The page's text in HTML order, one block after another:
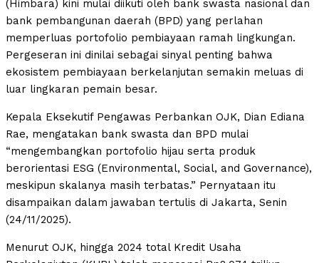
(Himbara) kini mulai diikuti oleh bank swasta nasional dan
bank pembangunan daerah (BPD) yang perlahan
memperluas portofolio pembiayaan ramah lingkungan.
Pergeseran ini dinilai sebagai sinyal penting bahwa
ekosistem pembiayaan berkelanjutan semakin meluas di
luar lingkaran pemain besar.
Kepala Eksekutif Pengawas Perbankan OJK, Dian Ediana
Rae, mengatakan bank swasta dan BPD mulai
“mengembangkan portofolio hijau serta produk
berorientasi ESG (Environmental, Social, and Governance),
meskipun skalanya masih terbatas.” Pernyataan itu
disampaikan dalam jawaban tertulis di Jakarta, Senin
(24/11/2025).
Menurut OJK, hingga 2024 total Kredit Usaha